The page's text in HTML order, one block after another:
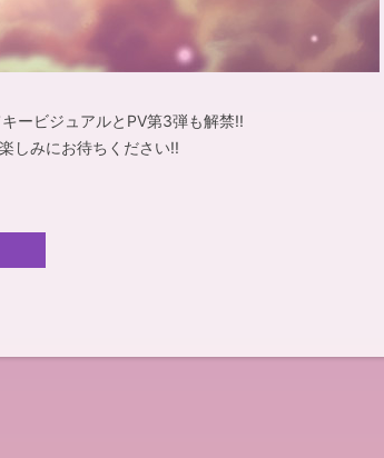
ービジュアルとPV第3弾も解禁!!
しみにお待ちください!!